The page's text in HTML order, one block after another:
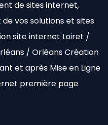
de sites internet,
vos solutions et sites
site internet Loiret /
/ Orléans Création
et après Mise en Ligne
première page